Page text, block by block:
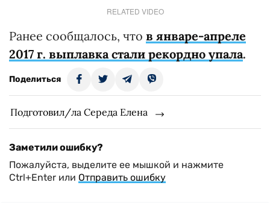
RELATED VIDEO
Ранее сообщалось, что в январе-апреле
2017 г. выплавка стали рекордно упала.
Поделиться
Подготовил/ла Середа Елена
Заметили ошибку?
Пожалуйста, выделите ее мышкой и нажмите
Ctrl+Enter или Отправить ошибку